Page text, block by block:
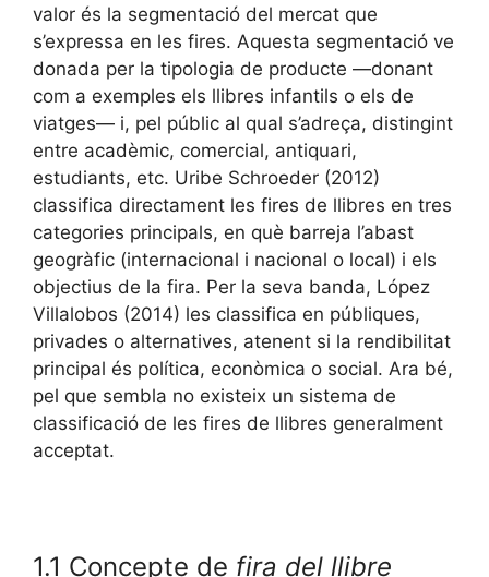
valor és la segmentació del mercat que
s’expressa en les fires. Aquesta segmentació ve
donada per la tipologia de producte —donant
com a exemples els llibres infantils o els de
viatges— i, pel públic al qual s’adreça, distingint
entre acadèmic, comercial, antiquari,
estudiants, etc. Uribe Schroeder (2012)
classifica directament les fires de llibres en tres
categories principals, en què barreja l’abast
geogràfic (internacional i nacional o local) i els
objectius de la fira. Per la seva banda, López
Villalobos (2014) les classifica en públiques,
privades o alternatives, atenent si la rendibilitat
principal és política, econòmica o social. Ara bé,
pel que sembla no existeix un sistema de
classificació de les fires de llibres generalment
acceptat.
1.1 Concepte de fira del llibre